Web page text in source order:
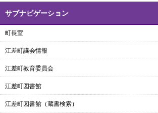
サブナビゲーション
町長室
江差町議会情報
江差町教育委員会
江差町図書館
江差町図書館（蔵書検索）